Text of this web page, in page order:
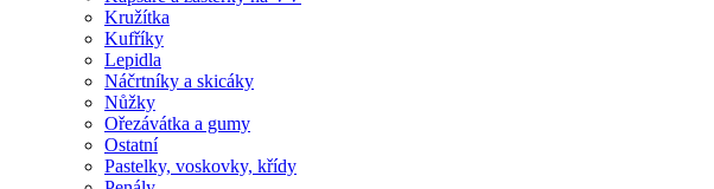
Kružítka
Kufříky
Lepidla
Náčrtníky a skicáky
Nůžky
Ořezávátka a gumy
Ostatní
Pastelky, voskovky, křídy